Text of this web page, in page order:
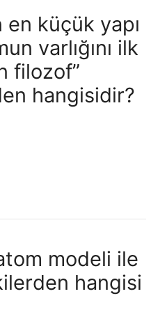
en küçük yapı
varlığını ilk
filozof”
hangisidir?
modeli ile
hangisi